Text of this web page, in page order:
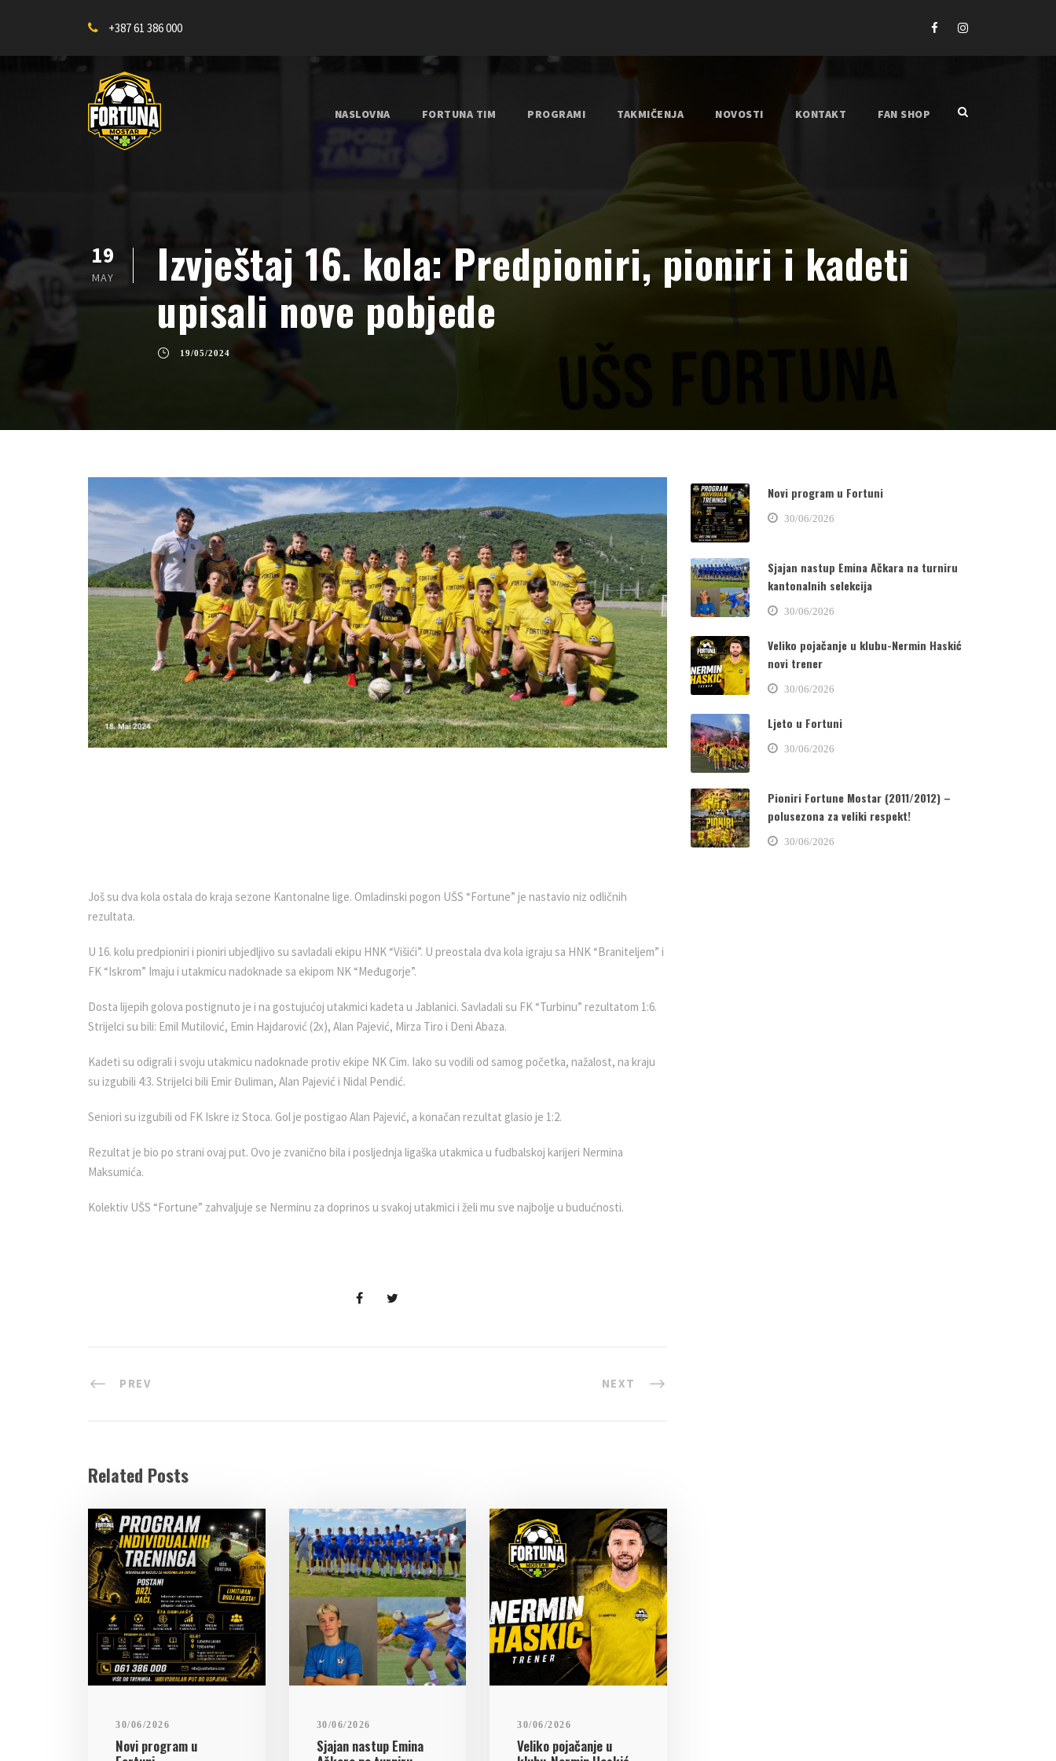
+387 61 386 000
NASLOVNA FORTUNA TIM PROGRAMI TAKMIČENJA NOVOSTI KONTAKT FAN SHOP
19
MAY
Izvještaj 16. kola: Predpioniri, pioniri i kadeti
upisali nove pobjede
19/05/2024
Još su dva kola ostala do kraja sezone Kantonalne lige. Omladinski pogon UŠS “Fortune” je nastavio niz odličnih
rezultata.
U 16. kolu predpioniri i pioniri ubjedljivo su savladali ekipu HNK “Višići”. U preostala dva kola igraju sa HNK “Braniteljem” i
FK “Iskrom” Imaju i utakmicu nadoknade sa ekipom NK “Međugorje”.
Dosta lijepih golova postignuto je i na gostujućoj utakmici kadeta u Jablanici. Savladali su FK “Turbinu” rezultatom 1:6.
Strijelci su bili: Emil Mutilović, Emin Hajdarović (2x), Alan Pajević, Mirza Tiro i Deni Abaza.
Kadeti su odigrali i svoju utakmicu nadoknade protiv ekipe NK Cim. Iako su vodili od samog početka, nažalost, na kraju
su izgubili 4:3. Strijelci bili Emir Đuliman, Alan Pajević i Nidal Pendić.
Seniori su izgubili od FK Iskre iz Stoca. Gol je postigao Alan Pajević, a konačan rezultat glasio je 1:2.
Rezultat je bio po strani ovaj put. Ovo je zvanično bila i posljednja ligaška utakmica u fudbalskoj karijeri Nermina
Maksumića.
Kolektiv UŠS “Fortune” zahvaljuje se Nerminu za doprinos u svakoj utakmici i želi mu sve najbolje u budućnosti.
PREV NEXT
Related Posts
30/06/2026
Novi program u
30/06/2026
Sjajan nastup Emina
30/06/2026
Veliko pojačanje u
Novi program u Fortuni
30/06/2026
Sjajan nastup Emina Ačkara na turniru
kantonalnih selekcija
30/06/2026
Veliko pojačanje u klubu-Nermin Haskić
novi trener
30/06/2026
Ljeto u Fortuni
30/06/2026
Pioniri Fortune Mostar (2011/2012) –
polusezona za veliki respekt!
30/06/2026